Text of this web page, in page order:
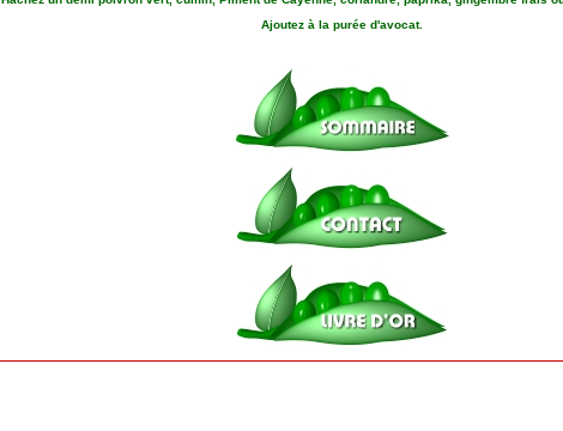
Ajoutez à la purée d'avocat.